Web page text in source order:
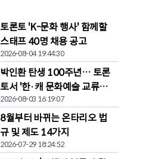
토론토 'K-문화 행사' 함께할
스태프 40명 채용 공고
2026-08-04 19:44:30
박인환 탄생 100주년… 토론
토서 '한·캐 문화예술 교류전'
열린다
2026-08-03 16:19:07
8월부터 바뀌는 온타리오 법
규 및 제도 14가지
2026-07-29 18:24:52